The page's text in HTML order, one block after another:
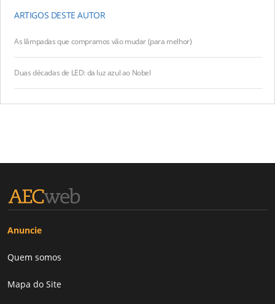
ARTIGOS DESTE AUTOR
As lâmpadas que compramos vão mudar (para melhor)
Duas décadas de LED: da luz azul ao Nobel
Anuncie
Quem somos
Mapa do Site